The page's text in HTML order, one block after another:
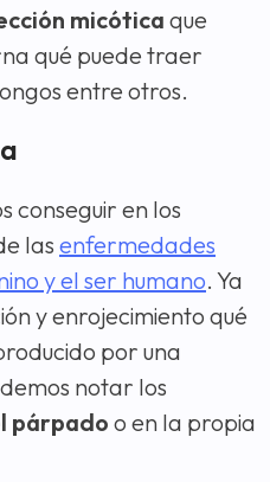
micótica que
qué puede traer
entre otros.
conseguir en los
las enfermedades
y el ser humano. Ya
y enrojecimiento qué
por una
notar los
párpado o en la propia